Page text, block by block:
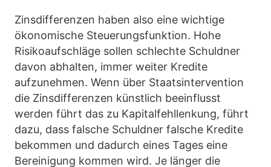
Zinsdifferenzen haben also eine wichtige
ökonomische Steuerungsfunktion. Hohe
Risikoaufschläge sollen schlechte Schuldner
davon abhalten, immer weiter Kredite
aufzunehmen. Wenn über Staatsintervention
die Zinsdifferenzen künstlich beeinflusst
werden führt das zu Kapitalfehllenkung, führt
dazu, dass falsche Schuldner falsche Kredite
bekommen und dadurch eines Tages eine
Bereinigung kommen wird. Je länger die